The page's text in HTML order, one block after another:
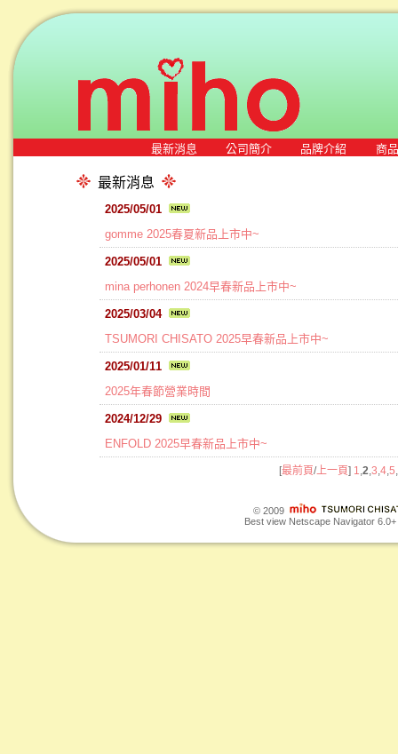
最新消息 公司簡介 品牌介紹 商
最新消息
2025/05/01
gomme 2025春夏新品上市中~
2025/05/01
mina perhonen 2024早春新品上市中~
2025/03/04
TSUMORI CHISATO 2025早春新品上市中~
2025/01/11
2025年春節營業時間
2024/12/29
ENFOLD 2025早春新品上市中~
[最前頁/上一頁] 1 2 3 4 5
© 2009
Best view Netscape Navigator